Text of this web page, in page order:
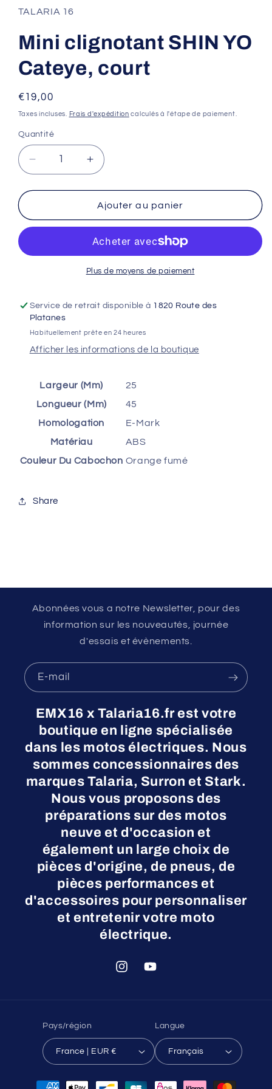
1
dans
fenêtre
modale
TALARIA 16
Mini clignotant SHIN YO
Cateye, court
Prix
habituel
€19,00
Taxes incluses. Frais d'expédition calculés à l'étape de paiement.
Quantité
Réduire
la
quantité
Mini
clignotant
YO
Augmenter
la
quantité
de
Mini
SHIN
YO
Cateye,
Ajouter au panier
Plus de moyens de paiement
Service de retrait disponible à 1820 Route des
Platanes
Habituellement prête en 24 heures
Afficher les informations de la boutique
Largeur (Mm)
25
Longueur (Mm)
45
Homologation
E-Mark
Matériau
ABS
Couleur Du Cabochon Orange fumé
Share
Abonnées vous a notre Newsletter, pour des
information sur les nouveautés, journée
d'essais et évènements.
E-mail
EMX16 x Talaria16.fr est votre
boutique en ligne spécialisée
dans les motos électriques. Nous
sommes concessionnaires des
marques Talaria, Surron et Stark.
Nous vous proposons des
préparations sur des motos
neuve et d'occasion et
également un large choix de
pièces d'origine, de pneus, de
pièces performances et
d'accessoires pour personnaliser
et entretenir votre moto
électrique.
InstagramYouTube
Pays/région
France | EUR €
Langue
Français
Moyens